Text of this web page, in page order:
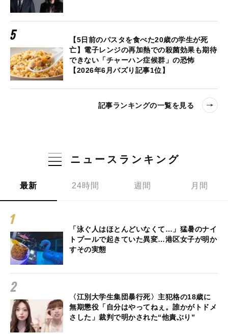
【5日前のパスタを食べた20歳の学生が死
亡】電子レンジの再加熱での殺菌効果も期待
できない「チャーハン症候群」の恐怖
【2026年6月バズり記事1位】
記事ランキングの一覧を見る
ニュースランキング
最新 24時間 週間 月間
「泳ぐ人はほとんどいなくて…」猛暑のナイ
トプールで起きていた異変…港区女子が明か
すその実態
〈江別大学生集団暴行死〉主犯格の18歳に
無期懲役「自分はやってねぇ。誰かがトドメ
さした」裁判で明かされた“他責ぶり”